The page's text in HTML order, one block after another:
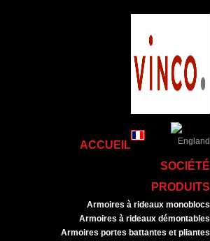
ACCUEIL
SOCIÉTÉ
PRODUITS
Armoires à rideaux monoblocs
Armoires à rideaux démontables
Armoires portes battantes et pliantes